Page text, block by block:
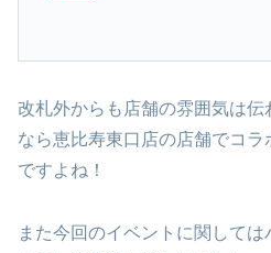
改札外からも店舗の雰囲気は伝
なら恵比寿東口店の店舗でコ
ですよね！
また今回のイベントに関して